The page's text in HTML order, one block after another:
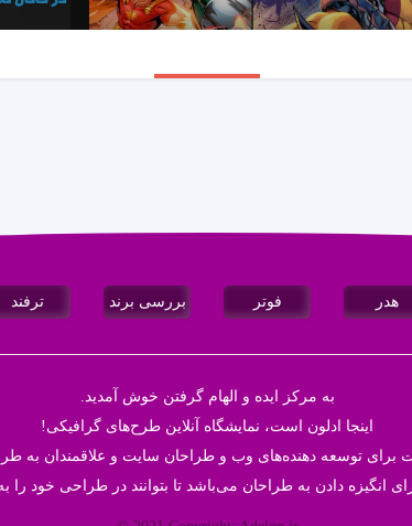
هدر فوتر بررسی برند ترفند
به مرکز ایده و الهام گرفتن خوش آمدید.
اینجا ادلون است، نمایشگاه آنلاین طرح‌های گرافیکی!
برای توسعه دهنده‌های وب و طراحان سایت و علاقمندان به
انگیزه دادن به طراحان می‌باشد تا بتوانند در طراحی خود‌ را